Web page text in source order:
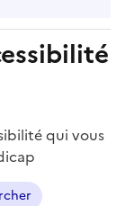
qui vous